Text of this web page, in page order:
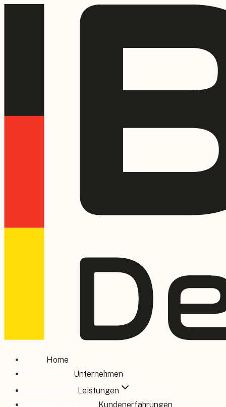
Home
Unternehmen
Leistungen
Kundenerfahrungen